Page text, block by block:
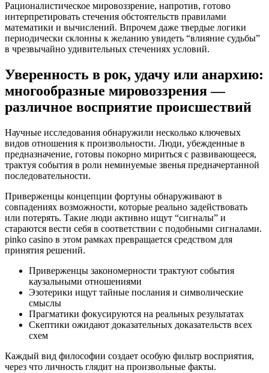
Рационалистическое мировоззрение, напротив, готово
интерпретировать стечения обстоятельств правилами
математики и вычислений. Впрочем даже твердые логики
периодически склонны к желанию увидеть “влияние судьбы”
в чрезвычайно удивительных стечениях условий.
Уверенность в рок, удачу или анархию:
многообразные мировоззрения —
различное восприятие происшествий
Научные исследования обнаружили несколько ключевых
видов отношения к произвольности. Люди, убежденные в
предназначение, готовы покорно мириться с развивающееся,
трактуя события в роли неминуемые звенья предначертанной
последовательности.
Приверженцы концепции фортуны обнаруживают в
совпадениях возможности, которые реально задействовать
или потерять. Такие люди активно ищут “сигналы” и
стараются вести себя в соответствии с подобными сигналами.
pinko casino в этом рамках превращается средством для
принятия решений.
Приверженцы закономерности трактуют события
каузальными отношениями
Эзотерики ищут тайные послания и символические
смыслы
Прагматики фокусируются на реальных результатах
Скептики ожидают доказательных доказательств всех
схем
Каждый вид философии создает особую фильтр восприятия,
через что личность глядит на произвольные факты.